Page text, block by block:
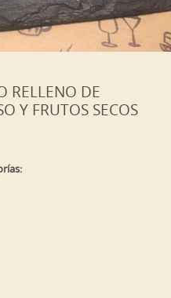
RELLENO DE
Y FRUTOS SECOS